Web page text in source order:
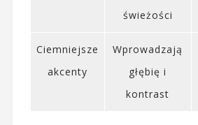
świeżości
Ciemniejsze
akcenty
Wprowadzają
głębię i
kontrast